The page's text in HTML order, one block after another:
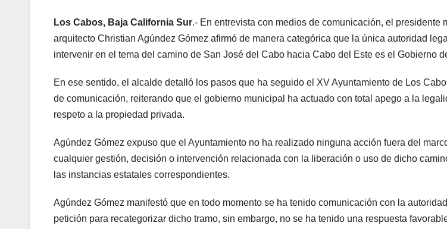
Los Cabos, Baja California Sur.- En entrevista con medios de comunicación, el presidente
arquitecto Christian Agúndez Gómez afirmó de manera categórica que la única autoridad
intervenir en el tema del camino de San José del Cabo hacia Cabo del Este es el Gobierno
En ese sentido, el alcalde detalló los pasos que ha seguido el XV Ayuntamiento de Los
de comunicación, reiterando que el gobierno municipal ha actuado con total apego a la
respeto a la propiedad privada.
Agúndez Gómez expuso que el Ayuntamiento no ha realizado ninguna acción fuera del
cualquier gestión, decisión o intervención relacionada con la liberación o uso de dicho
las instancias estatales correspondientes.
Agúndez Gómez manifestó que en todo momento se ha tenido comunicación con la
petición para recategorizar dicho tramo, sin embargo, no se ha tenido una respuesta